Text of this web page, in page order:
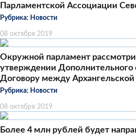
Парламентской Ассоциации
Рубрика: Новости
08 октября 2019
Окружной парламент
утверждении Дополнительного
Договору между
Рубрика: Новости
08 октября 2019
Более 4 млн рублей будет